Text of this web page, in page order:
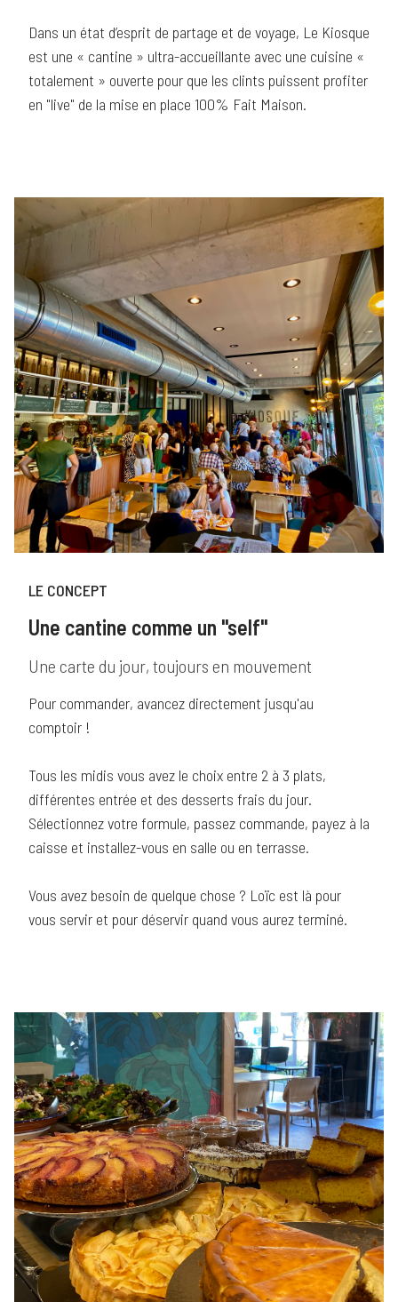
Dans un état d’esprit de partage et de voyage, Le Kiosque
est une « cantine » ultra-accueillante avec une cuisine «
totalement » ouverte pour que les clints puissent profiter
en "live" de la mise en place 100% Fait Maison.
LE CONCEPT
Une cantine comme un "self"
Une carte du jour, toujours en mouvement
Pour commander, avancez directement jusqu'au
comptoir !
Tous les midis vous avez le choix entre 2 à 3 plats,
différentes entrée et des desserts frais du jour.
Sélectionnez votre formule, passez commande, payez à la
caisse et installez-vous en salle ou en terrasse.
Vous avez besoin de quelque chose ? Loïc est là pour
vous servir et pour déservir quand vous aurez terminé.